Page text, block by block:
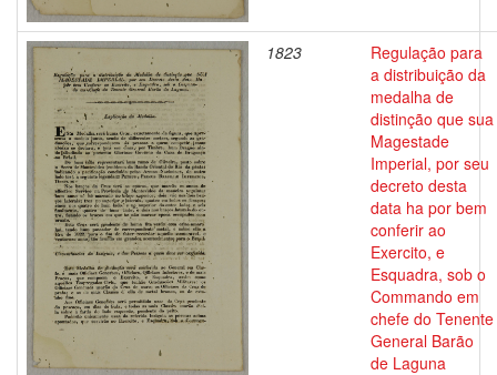
1823
Regulação para
a distribuição da
medalha de
distinção que sua
Magestade
Imperial, por seu
decreto desta
data ha por bem
conferir ao
Exercito, e
Esquadra, sob o
Commando em
chefe do Tenente
General Barão
de Laguna